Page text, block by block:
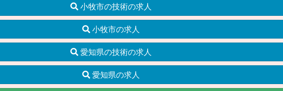
小牧市の技術の求人
小牧市の求人
愛知県の技術の求人
愛知県の求人